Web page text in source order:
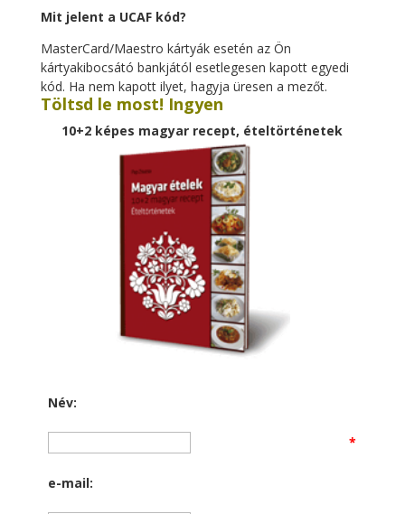
Mit jelent a UCAF kód?
MasterCard/Maestro kártyák esetén az Ön
kártyakibocsátó bankjától esetlegesen kapott egyedi
kód. Ha nem kapott ilyet, hagyja üresen a mezőt.
Töltsd le most! Ingyen
10+2 képes magyar recept, ételtörténetek
Név:
*
e-mail: